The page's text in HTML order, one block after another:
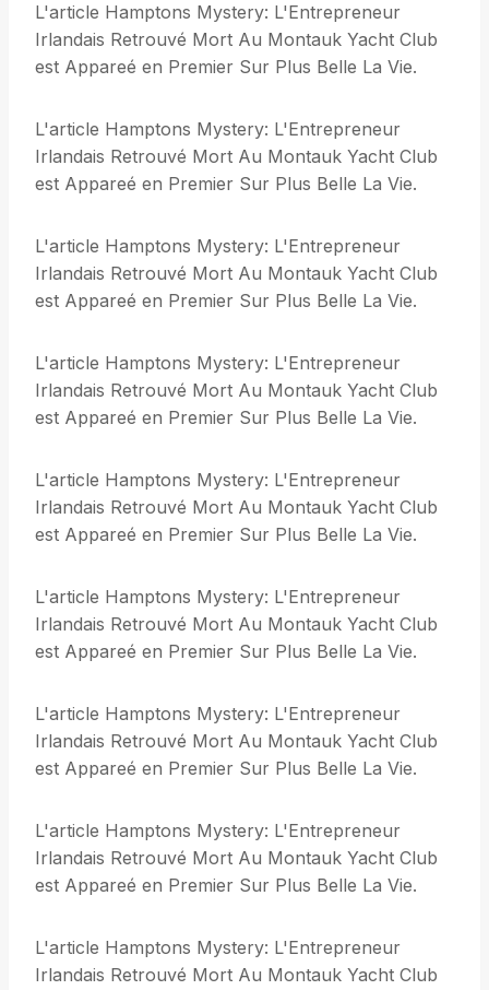
L'article Hamptons Mystery: L'Entrepreneur
Irlandais Retrouvé Mort Au Montauk Yacht Club
est Appareé en Premier Sur Plus Belle La Vie.
L'article Hamptons Mystery: L'Entrepreneur
Irlandais Retrouvé Mort Au Montauk Yacht Club
est Appareé en Premier Sur Plus Belle La Vie.
L'article Hamptons Mystery: L'Entrepreneur
Irlandais Retrouvé Mort Au Montauk Yacht Club
est Appareé en Premier Sur Plus Belle La Vie.
L'article Hamptons Mystery: L'Entrepreneur
Irlandais Retrouvé Mort Au Montauk Yacht Club
est Appareé en Premier Sur Plus Belle La Vie.
L'article Hamptons Mystery: L'Entrepreneur
Irlandais Retrouvé Mort Au Montauk Yacht Club
est Appareé en Premier Sur Plus Belle La Vie.
L'article Hamptons Mystery: L'Entrepreneur
Irlandais Retrouvé Mort Au Montauk Yacht Club
est Appareé en Premier Sur Plus Belle La Vie.
L'article Hamptons Mystery: L'Entrepreneur
Irlandais Retrouvé Mort Au Montauk Yacht Club
est Appareé en Premier Sur Plus Belle La Vie.
L'article Hamptons Mystery: L'Entrepreneur
Irlandais Retrouvé Mort Au Montauk Yacht Club
est Appareé en Premier Sur Plus Belle La Vie.
L'article Hamptons Mystery: L'Entrepreneur
Irlandais Retrouvé Mort Au Montauk Yacht Club